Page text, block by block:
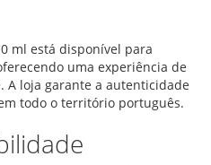
ml está disponível para
uma experiência de
A loja garante a autenticidade
todo o território português.